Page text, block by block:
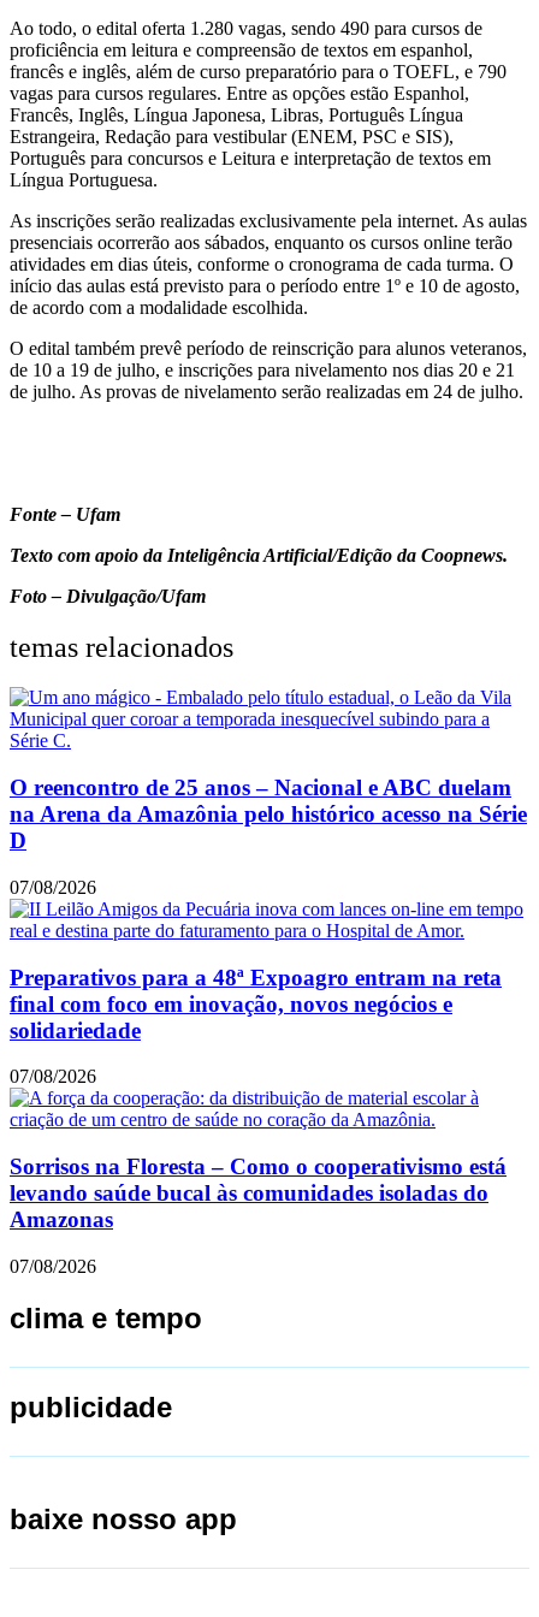
Ao todo, o edital oferta 1.280 vagas, sendo 490 para cursos de
proficiência em leitura e compreensão de textos em espanhol,
francês e inglês, além de curso preparatório para o TOEFL, e 790
vagas para cursos regulares. Entre as opções estão Espanhol,
Francês, Inglês, Língua Japonesa, Libras, Português Língua
Estrangeira, Redação para vestibular (ENEM, PSC e SIS),
Português para concursos e Leitura e interpretação de textos em
Língua Portuguesa.
As inscrições serão realizadas exclusivamente pela internet. As aulas
presenciais ocorrerão aos sábados, enquanto os cursos online terão
atividades em dias úteis, conforme o cronograma de cada turma. O
início das aulas está previsto para o período entre 1º e 10 de agosto,
de acordo com a modalidade escolhida.
O edital também prevê período de reinscrição para alunos veteranos,
de 10 a 19 de julho, e inscrições para nivelamento nos dias 20 e 21
de julho. As provas de nivelamento serão realizadas em 24 de julho.
Fonte – Ufam
Texto com apoio da Inteligência Artificial/Edição da Coopnews.
Foto – Divulgação/Ufam
temas relacionados
O reencontro de 25 anos – Nacional e ABC duelam
na Arena da Amazônia pelo histórico acesso na Série
D
07/08/2026
Preparativos para a 48ª Expoagro entram na reta
final com foco em inovação, novos negócios e
solidariedade
07/08/2026
Sorrisos na Floresta – Como o cooperativismo está
levando saúde bucal às comunidades isoladas do
Amazonas
07/08/2026
clima e tempo
publicidade
baixe nosso app